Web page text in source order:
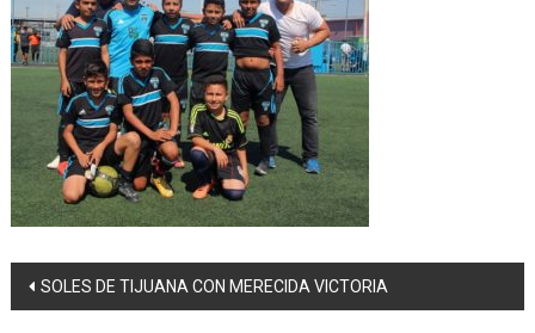
Navegación
SOLES DE TIJUANA CON MERECIDA VICTORIA